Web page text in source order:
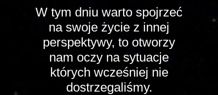
W tym dniu warto spojrzeć
na swoje życie z innej
perspektywy, to otworzy
nam oczy na sytuacje
których wcześniej nie
dostrzegaliśmy.